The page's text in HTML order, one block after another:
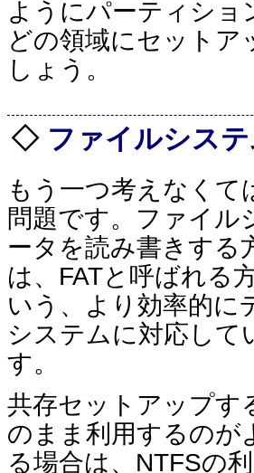
ようにパーティショ
どの領域にセット
しょう。
ファイルシス
もう一つ考えなく
問題です。ファイル
ータを読み書きする
は、FATと呼ばれる
いう、より効率的に
システムに対応して
す。
共存セットアップす
のまま利用するのが
る場合は、NTFSの